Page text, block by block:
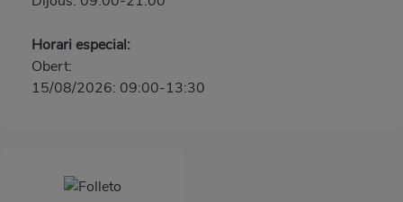
Horari especial:
Obert:
15/08/2026: 09:00-13:30